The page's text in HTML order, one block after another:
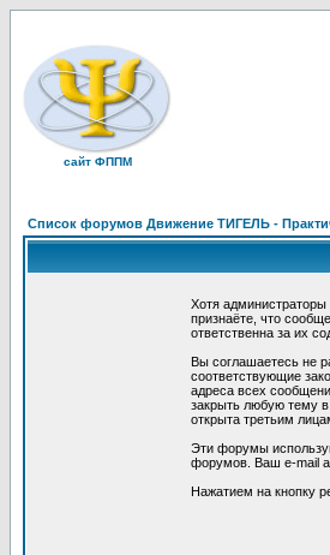
сайт ФППМ
Список форумов Движение ТИГЕЛЬ -
Хотя
признаёте, что
ответственна за их
Вы соглашаетесь не
соответствующие
адреса всех
закрыть любую тему
открыта третьим
Эти форумы
форумов. Ваш e-mail
Нажатием на кнопку